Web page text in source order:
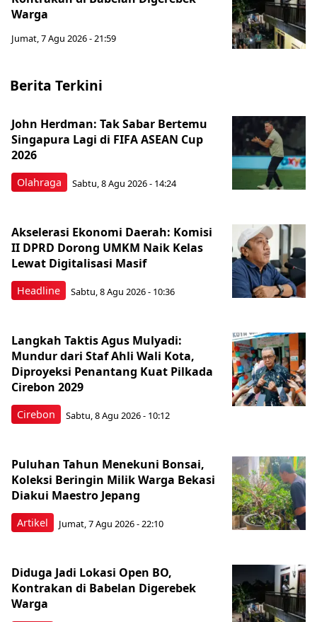
Warga
Jumat, 7 Agu 2026 - 21:59
Berita Terkini
Olahraga
John Herdman: Tak Sabar Bertemu
Singapura Lagi di FIFA ASEAN Cup
2026
Sabtu, 8 Agu 2026 - 14:24
Headline
Akselerasi Ekonomi Daerah: Komisi
II DPRD Dorong UMKM Naik Kelas
Lewat Digitalisasi Masif
Sabtu, 8 Agu 2026 - 10:36
Cirebon
Langkah Taktis Agus Mulyadi:
Mundur dari Staf Ahli Wali Kota,
Diproyeksi Penantang Kuat Pilkada
Cirebon 2029
Sabtu, 8 Agu 2026 - 10:12
Artikel
Puluhan Tahun Menekuni Bonsai,
Koleksi Beringin Milik Warga Bekasi
Diakui Maestro Jepang
Jumat, 7 Agu 2026 - 22:10
Diduga Jadi Lokasi Open BO,
Kontrakan di Babelan Digerebek
Warga